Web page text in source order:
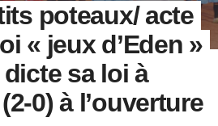
poteaux/ acte
« jeux d’Eden »
dicte sa loi à
0) à l’ouverture